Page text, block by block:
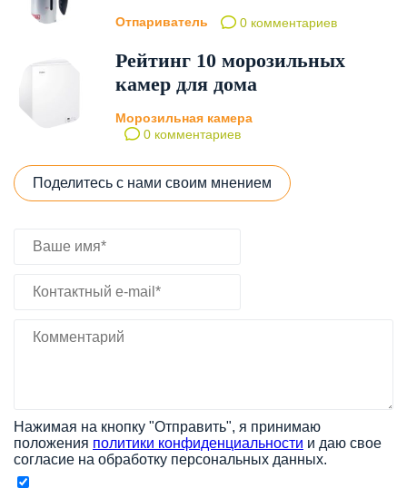
Отпариватель 0 комментариев
Рейтинг 10 морозильных
камер для дома
Морозильная камера
0 комментариев
Поделитесь с нами своим мнением
Нажимая на кнопку "Отправить", я принимаю
положения политики конфиденциальности и даю свое
согласие на обработку персональных данных.